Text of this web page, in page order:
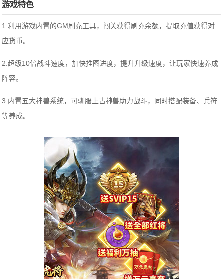
游戏特色
1.利用游戏内置的GM刷充工具，闯关获得刷充余额，提取充值获得对
应货币。
2.超级10倍战斗速度，加快推图进度，提升升级速度，让玩家快速养成
阵容。
3.内置五大神兽系统，可驯服上古神兽助力战斗，同时搭配装备、兵符
等养成。